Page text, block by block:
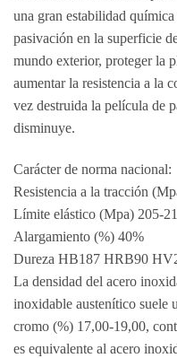
una gran estabilidad
pasivación en la superficie
mundo exterior, proteger la
aumentar la resistencia a la
vez destruida la película de
disminuye.
Carácter de norma nacional:
Resistencia a la tracción
Límite elástico (Mpa) 205-
Alargamiento (%) 40%
Dureza HB187 HRB90
La densidad del acero
inoxidable austenítico suele
cromo (%) 17,00-19,00,
es equivalente al acero